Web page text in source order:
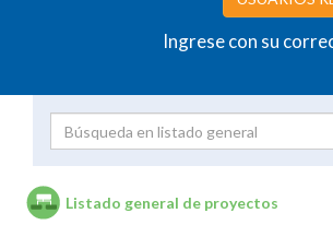
Ingrese con su
Listado general de proyectos